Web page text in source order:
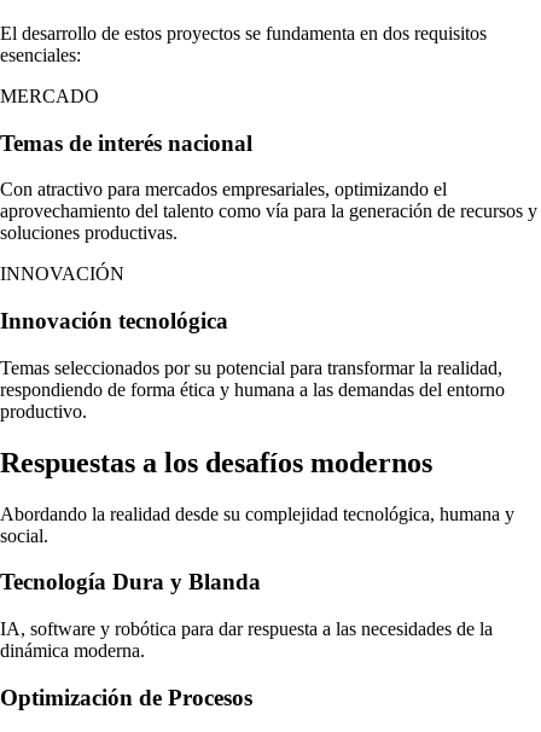
El desarrollo de estos proyectos se fundamenta en dos requisitos
esenciales:
MERCADO
Temas de interés nacional
Con atractivo para mercados empresariales, optimizando el
aprovechamiento del talento como vía para la generación de recursos y
soluciones productivas.
INNOVACIÓN
Innovación tecnológica
Temas seleccionados por su potencial para transformar la realidad,
respondiendo de forma ética y humana a las demandas del entorno
productivo.
Respuestas a los desafíos modernos
Abordando la realidad desde su complejidad tecnológica, humana y
social.
Tecnología Dura y Blanda
IA, software y robótica para dar respuesta a las necesidades de la
dinámica moderna.
Optimización de Procesos